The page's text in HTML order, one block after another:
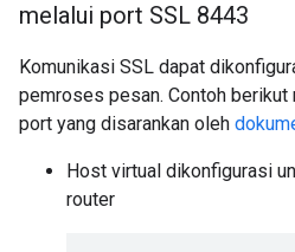
melalui port SSL 8443
Komunikasi SSL dapat
pemroses pesan. Contoh berikut
port yang disarankan oleh
Host virtual dikonfigurasi
router